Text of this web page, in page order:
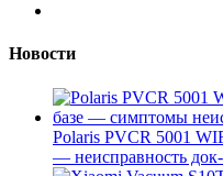
Новости
Polaris PVCR 5001
— неисправность